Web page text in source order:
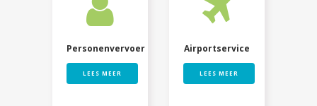
Personenvervoer
LEES MEER
Airportservice
LEES MEER